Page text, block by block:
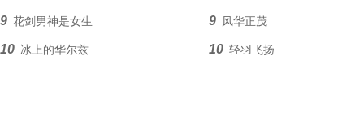
9 花剑男神是女生
10 冰上的华尔兹
9 风华正茂
10 轻羽飞扬